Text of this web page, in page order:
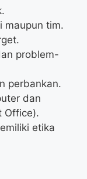
maupun tim.
problem-
perbankan.
dan
Office).
etika